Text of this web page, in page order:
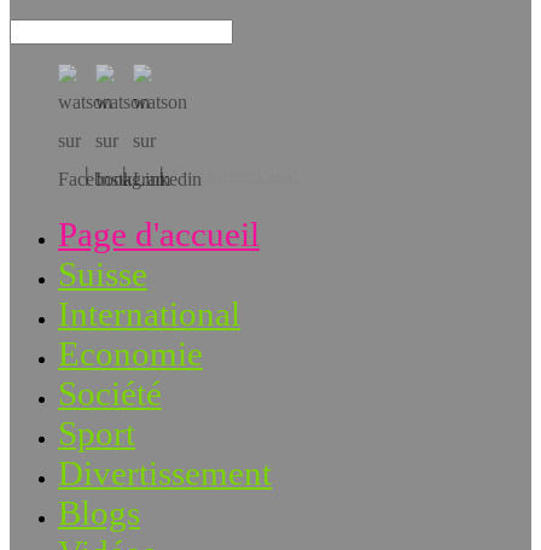
Téléchargez l’app!
Page d'accueil
Suisse
International
Economie
Société
Sport
Divertissement
Blogs